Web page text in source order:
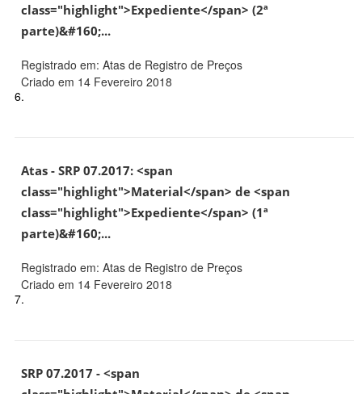
class="highlight">Expediente</span> (2ª
parte)&#160;...
Registrado em: Atas de Registro de Preços
Criado em 14 Fevereiro 2018
6.
Atas - SRP 07.2017: <span
class="highlight">Material</span> de <span
class="highlight">Expediente</span> (1ª
parte)&#160;...
Registrado em: Atas de Registro de Preços
Criado em 14 Fevereiro 2018
7.
SRP 07.2017 - <span